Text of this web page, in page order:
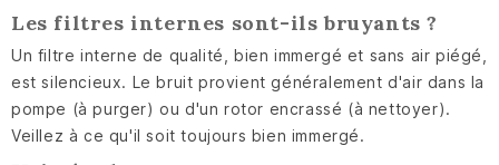
Les filtres internes sont-ils bruyants ?
Un filtre interne de qualité, bien immergé et sans air piégé,
est silencieux. Le bruit provient généralement d'air dans la
pompe (à purger) ou d'un rotor encrassé (à nettoyer).
Veillez à ce qu'il soit toujours bien immergé.